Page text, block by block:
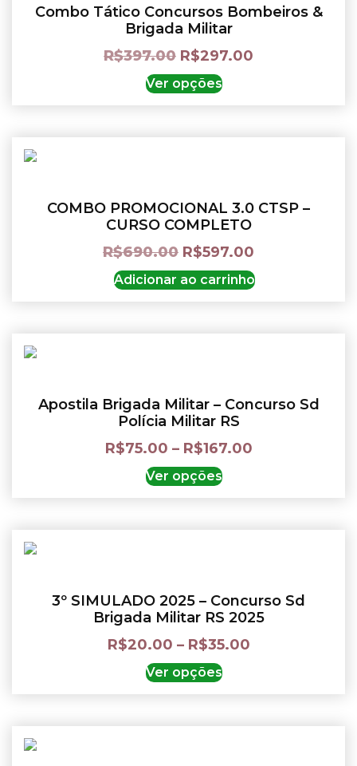
Combo Tático Concursos Bombeiros &
Brigada Militar
R$397.00 R$297.00
Ver opções
COMBO PROMOCIONAL 3.0 CTSP –
CURSO COMPLETO
R$690.00 R$597.00
Adicionar ao carrinho
Apostila Brigada Militar – Concurso Sd
Polícia Militar RS
R$75.00 – R$167.00
Ver opções
3º SIMULADO 2025 – Concurso Sd
Brigada Militar RS 2025
R$20.00 – R$35.00
Ver opções